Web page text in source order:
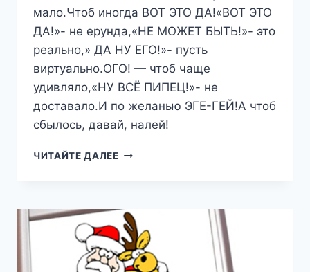
мало.Чтоб иногда ВОТ ЭТО ДА!«ВОТ ЭТО
ДА!»- не ерунда,«НЕ МОЖЕТ БЫТЬ!»- это
реально,» ДА НУ ЕГО!»- пусть
виртуально.ОГО! — чтоб чаще
удивляло,«НУ ВСЁ ПИПЕЦ!»- не
доставало.И по желанью ЭГЕ-ГЕЙ!А чтоб
сбылось, давай, налей!
ЧИТАЙТЕ ДАЛЕЕПОЗДРАВЛЕНИЯ
ВЕСЁЛЫЕ